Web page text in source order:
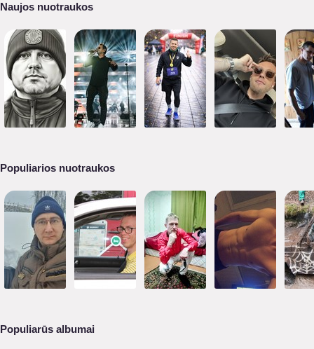
Naujos nuotraukos
Populiarios nuotraukos
Populiarūs albumai